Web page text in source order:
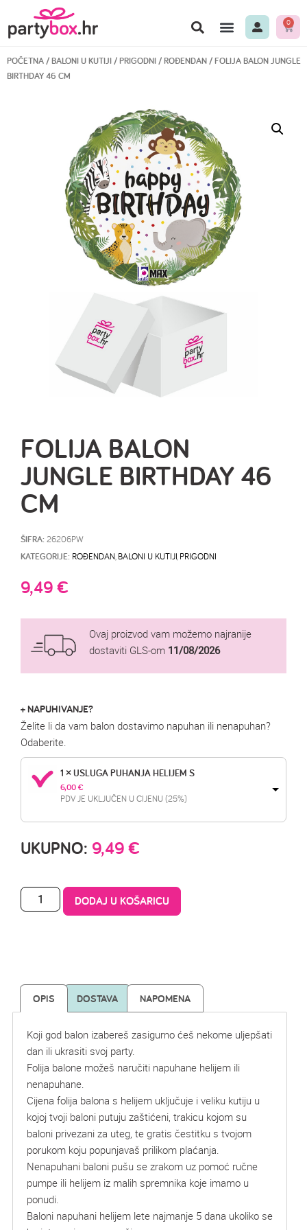
0
POČETNA/BALONI U KUTIJI/PRIGODNI/ROĐENDAN/ FOLIJA BALON JUNGLE
BIRTHDAY 46 CM
FOLIJA BALON
JUNGLE BIRTHDAY 46
CM
ŠIFRA: 26206PW
KATEGORIJE: ROĐENDAN BALONI U KUTIJI PRIGODNI
9,49€
Ovaj proizvod vam možemo najranije
dostaviti GLS-om 11/08/2026
+ NAPUHIVANJE?
Želite li da vam balon dostavimo napuhan ili nenapuhan?
Odaberite.
1 × USLUGA PUHANJA HELIJEM S
6,00 €
PDV JE UKLJUČEN U CIJENU (25%)
UKUPNO: 9,49€
DODAJ U KOŠARICU
OPIS DOSTAVA NAPOMENA
Koji god balon izabereš zasigurno ćeš nekome uljepšati
dan ili ukrasiti svoj party.
Folija balone možeš naručiti napuhane helijem ili
nenapuhane.
Cijena folija balona s helijem uključuje i veliku kutiju u
kojoj tvoji baloni putuju zaštićeni, trakicu kojom su
baloni privezani za uteg, te gratis čestitku s tvojom
porukom koju popunjavaš prilikom plaćanja.
Nenapuhani baloni pušu se zrakom uz pomoć ručne
pumpe ili helijem iz malih spremnika koje imamo u
ponudi.
Baloni napuhani helijem lete najmanje 5 dana ukoliko se